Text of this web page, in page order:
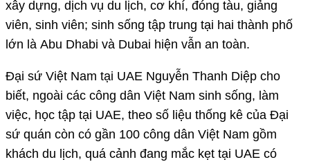
xây dựng, dịch vụ du lịch, cơ khí, đóng tàu, giảng
viên, sinh viên; sinh sống tập trung tại hai thành phố
lớn là Abu Dhabi và Dubai hiện vẫn an toàn.
Đại sứ Việt Nam tại UAE Nguyễn Thanh Diệp cho
biết, ngoài các công dân Việt Nam sinh sống, làm
việc, học tập tại UAE, theo số liệu thống kê của Đại
sứ quán còn có gần 100 công dân Việt Nam gồm
khách du lịch, quá cảnh đang mắc kẹt tại UAE có